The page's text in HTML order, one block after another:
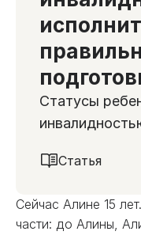
Статусы
Статья
Сейчас Алине 15
части: до Алины,